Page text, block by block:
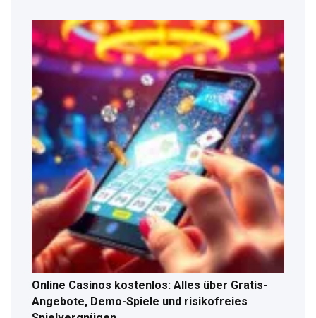
Online Casinos kostenlos: Alles über Gratis-
Angebote, Demo-Spiele und risikofreies